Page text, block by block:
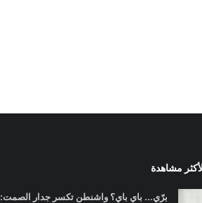
مشاهدة
برّي... باي باي؟ واشنطن تكسر جدار الصمت: